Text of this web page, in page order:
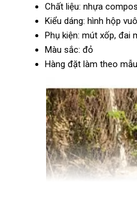
Chất liệu: nhựa
Kiểu dáng: hình hộp
Phụ kiện: mút xốp, đai
Màu sắc: đỏ
Hàng đặt làm theo